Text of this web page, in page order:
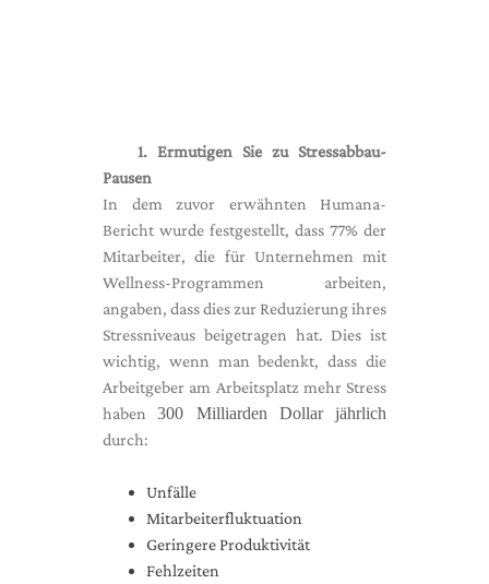
1. Ermutigen Sie zu Stressabbau-
Pausen
In dem zuvor erwähnten Humana-
Bericht wurde festgestellt, dass 77% der
Mitarbeiter, die für Unternehmen mit
Wellness-Programmen arbeiten,
angaben, dass dies zur Reduzierung ihres
Stressniveaus beigetragen hat. Dies ist
wichtig, wenn man bedenkt, dass die
Arbeitgeber am Arbeitsplatz mehr Stress
haben300 Milliarden Dollar jährlich
durch:
Unfälle
Mitarbeiterfluktuation
Geringere Produktivität
Fehlzeiten